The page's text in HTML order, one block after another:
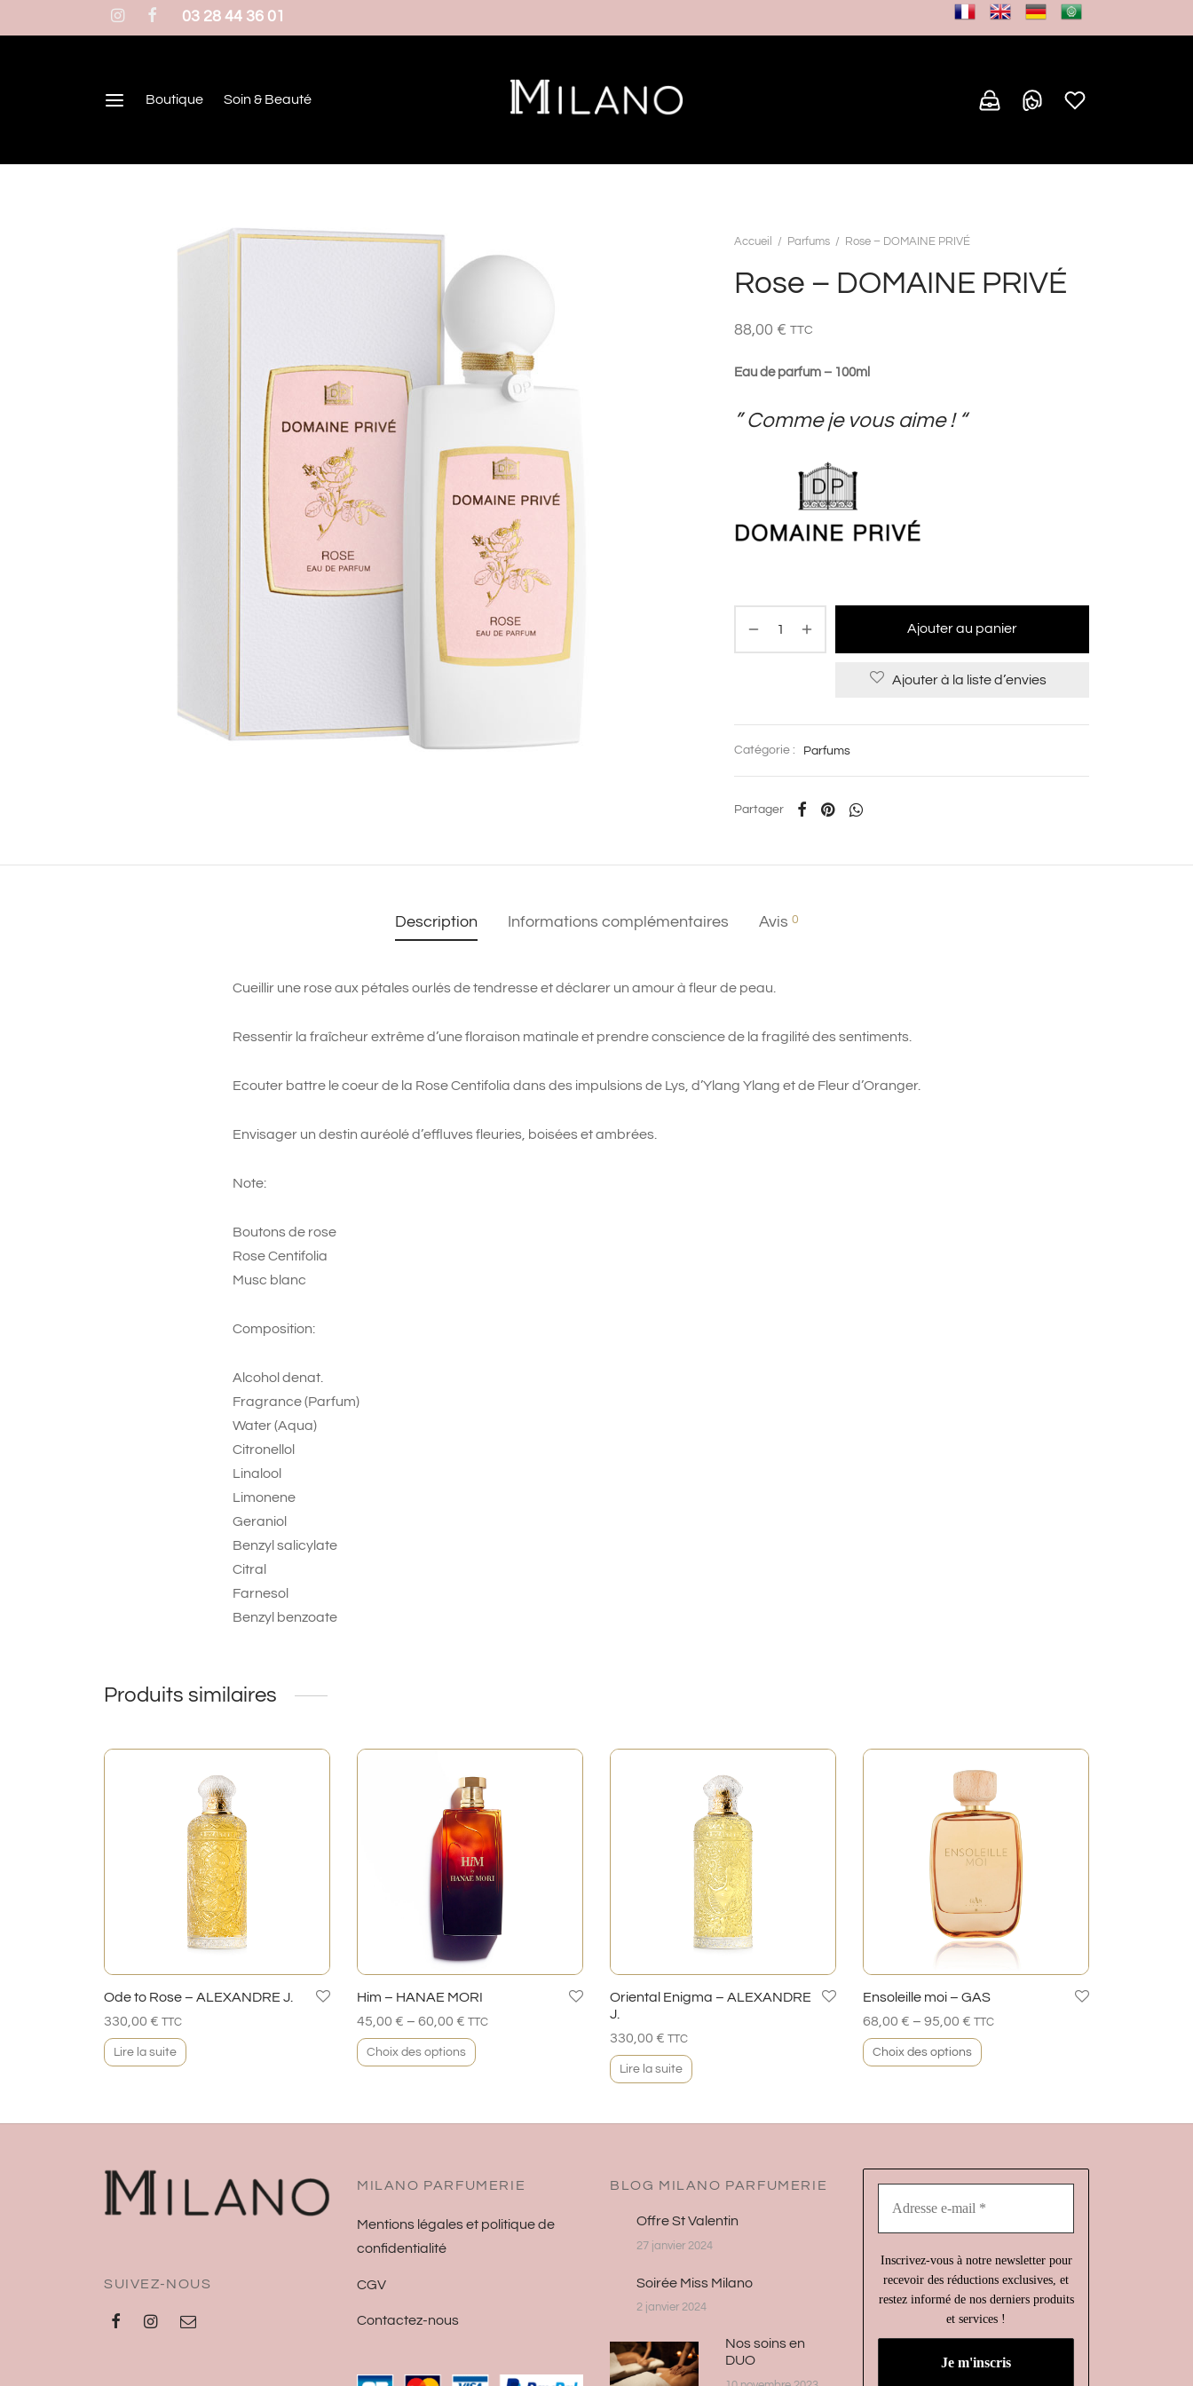
03 28 44 36 01
Boutique Soin & Beauté
Accueil / Parfums / Rose – DOMAINE PRIVÉ
Rose – DOMAINE PRIVÉ
88,00 € TTC
Eau de parfum – 100ml
” Comme je vous aime ! “
Ajouter au panier
Ajouter à la liste d’envies
Catégorie : Parfums
Partager
Description Informations complémentaires Avis 0
Cueillir une rose aux pétales ourlés de tendresse et déclarer un amour à fleur de peau.
Ressentir la fraîcheur extrême d’une floraison matinale et prendre conscience de la fragilité des sentiments.
Ecouter battre le coeur de la Rose Centifolia dans des impulsions de Lys, d’Ylang Ylang et de Fleur d’Oranger.
Envisager un destin auréolé d’effluves fleuries, boisées et ambrées.
Note:
Boutons de rose
Rose Centifolia
Musc blanc
Composition:
Alcohol denat.
Fragrance (Parfum)
Water (Aqua)
Citronellol
Linalool
Limonene
Geraniol
Benzyl salicylate
Citral
Farnesol
Benzyl benzoate
Produits similaires
Ode to Rose – ALEXANDRE J.
330,00 € TTC
Lire la suite
Him – HANAE MORI
45,00 € – 60,00 € TTC
Choix des options
Oriental Enigma – ALEXANDRE
J.
330,00 € TTC
Lire la suite
Ensoleille moi – GAS
68,00 € – 95,00 € TTC
Choix des options
SUIVEZ-NOUS
MILANO PARFUMERIE
Mentions légales et politique de
confidentialité
CGV
Contactez-nous
BLOG MILANO PARFUMERIE
Offre St Valentin
27 janvier 2024
Soirée Miss Milano
2 janvier 2024
Nos soins en
DUO
Inscrivez-vous à notre newsletter pour
recevoir des réductions exclusives, et
restez informé de nos derniers produits
et services !